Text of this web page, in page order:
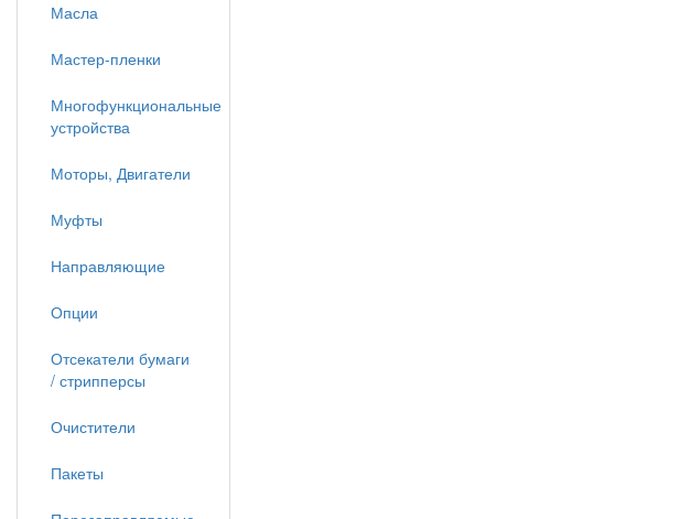
Масла
Мастер-пленки
Многофункциональные
устройства
Моторы, Двигатели
Муфты
Направляющие
Опции
Отсекатели бумаги
/ стрипперсы
Очистители
Пакеты